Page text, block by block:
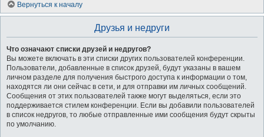
Вернуться к началу
Друзья и недруги
Что означают списки друзей и недругов?
Вы можете включать в эти списки других пользователей конференции.
Пользователи, добавленные в список друзей, будут указаны в вашем
личном разделе для получения быстрого доступа к информации о том,
находятся ли они сейчас в сети, и для отправки им личных сообщений.
Сообщения от этих пользователей также могут выделяться, если это
поддерживается стилем конференции. Если вы добавили пользователей
в список недругов, то любые отправленные ими сообщения будут скрыты
по умолчанию.